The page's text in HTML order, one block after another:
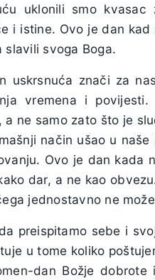
uklonili smo
i istine. Ovo je dan
svoga Boga.
uskrsnuća znači za
vremena i
a ne samo zato što je
način ušao u
Ovo je dan kada
dar, a ne kao
jednostavno ne
preispitamo sebe i
u tome koliko
dan Božje